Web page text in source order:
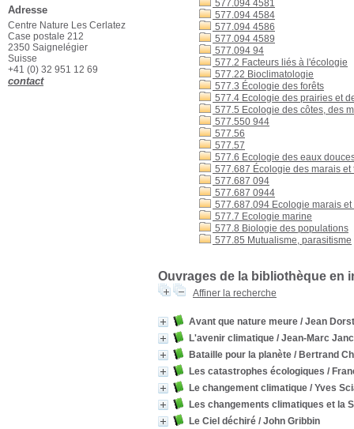
577.094 4581
577.094 4584
577.094 4586
577.094 4589
577.094 94
577.2 Facteurs liés à l'écologie
577.22 Bioclimatologie
577.3 Écologie des forêts
577.4 Ecologie des prairies et
577.5 Ecologie des côtes, des
577.550 944
577.56
577.57
577.6 Ecologie des eaux
577.687 Écologie des marais et
577.687 094
577.687 0944
577.687.094 Ecologie marais
577.7 Ecologie marine
577.8 Biologie des populations
577.85 Mutualisme, parasitisme
Ouvrages de la bibliothèque en
Affiner la recherche
Avant que nature meure / Jean Dorst
L'avenir climatique / Jean-Marc
Bataille pour la planète / Bertrand
Les catastrophes écologiques /
Le changement climatique / Yves
Les changements climatiques et la
Le Ciel déchiré / John Gribbin
Adresse
Centre Nature Les Cerlatez
Case postale 212
2350 Saignelégier
Suisse
+41 (0) 32 951 12 69
contact